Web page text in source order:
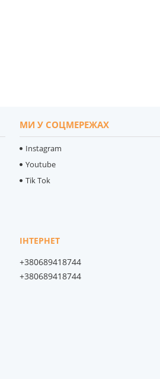
МИ У СОЦМЕРЕЖАХ
Instagram
Youtube
Tik Tok
+380689418744
+380689418744